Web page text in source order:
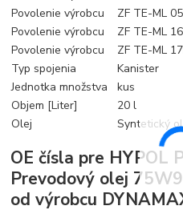
Povolenie výrobcu
ZF TE-ML
Povolenie výrobcu
ZF TE-ML
Povolenie výrobcu
ZF TE-ML
Typ spojenia
Kanister
Jednotka množstva
kus
Objem [Liter]
20 l
Olej
Syntetický
OE čísla pre HYPOL
Prevodový olej
od výrobcu